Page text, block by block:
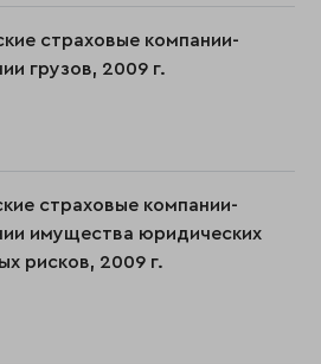
страховые компании-
грузов, 2009 г.
страховые компании-
имущества юридических
рисков, 2009 г.